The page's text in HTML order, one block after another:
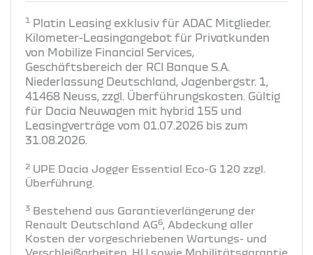
1 Platin Leasing exklusiv für ADAC Mitglieder.
Kilometer-Leasingangebot für Privatkunden
von Mobilize Financial Services,
Geschäftsbereich der RCI Banque S.A.
Niederlassung Deutschland, Jagenbergstr. 1,
41468 Neuss, zzgl. Überführungskosten. Gültig
für Dacia Neuwagen mit hybrid 155 und
Leasingverträge vom 01.07.2026 bis zum
31.08.2026.
2 UPE Dacia Jogger Essential Eco-G 120 zzgl.
Überführung​.
3 Bestehend aus Garantieverlängerung der
Renault Deutschland AG6
, Abdeckung aller
Kosten der vorgeschriebenen Wartungs- und
Verschleißarbeiten, HU sowie Mobilitätsgarantie